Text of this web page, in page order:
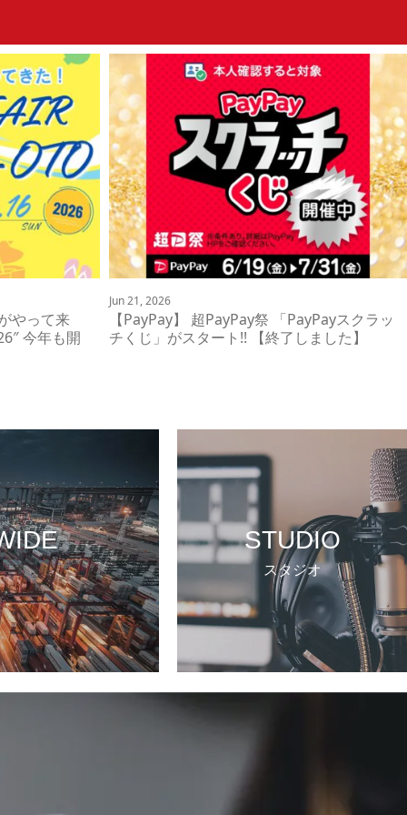
やって来
今年も開
Jun 21, 2026
【PayPay】 超PayPay祭 「PayPayスクラッ
チくじ」がスタート!! 【終了しました】
STUDIO
スタジオ